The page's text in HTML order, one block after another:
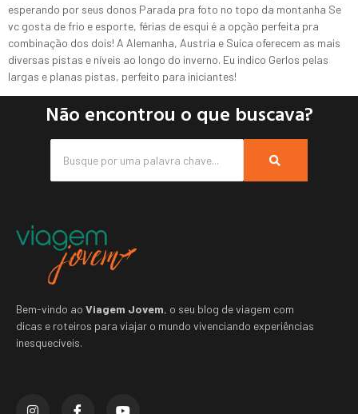
esperando por seus donos Parada pra foto no topo da montanha Se
vc gosta de frio e esporte, férias de esqui é a opção perfeita pra
combinação dos dois! A Alemanha, Austria e Suíca oferecem as mais
diversas pistas e níveis ao longo do inverno. Eu indico Gerlos pelas
largas e planas pistas, perfeito para iniciantes!
Não encontrou o que buscava?
Bem-vindo ao Viagem Jovem, o seu blog de viagem com
dicas e roteiros para viajar o mundo vivenciando experiências
inesquecíveis.